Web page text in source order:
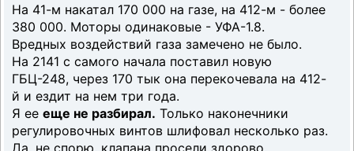
На 41-м накатал 170 000 на газе, на 412-м - более
380 000. Моторы одинаковые - УФА-1.8.
Вредных воздействий газа замечено не было.
На 2141 с самого начала поставил новую
ГБЦ-248, через 170 тык она перекочевала на 412-
й и ездит на нем три года.
Я ее еще не разбирал. Только наконечники
регулировочных винтов шлифовал несколько раз.
Да, не спорю, клапана просели здорово,